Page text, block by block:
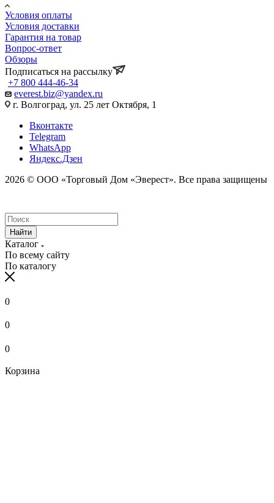
Условия оплаты
Условия доставки
Гарантия на товар
Вопрос-ответ
Обзоры
Подписаться на рассылку
+7 800 444-46-34
everest.biz@yandex.ru
г. Волгоград, ул. 25 лет Октября, 1
Вконтакте
Telegram
WhatsApp
Яндекс.Дзен
2026 © ООО «Торговый Дом «Эверест». Все права защищены
Найти
Каталог
По всему сайту
По каталогу
0
0
0
Корзина